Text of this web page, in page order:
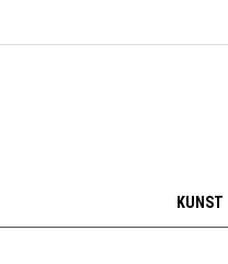
KUNST